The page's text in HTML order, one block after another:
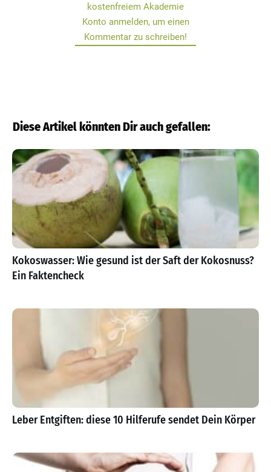
kostenfreiem Akademie
Konto anmelden, um einen
Kommentar zu schreiben!
Diese Artikel könnten Dir auch gefallen:
Kokoswasser: Wie gesund ist der Saft der Kokosnuss?
Ein Faktencheck
Leber Entgiften: diese 10 Hilferufe sendet Dein Körper